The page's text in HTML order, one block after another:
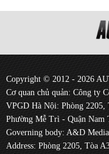
Copyright © 2012 - 2026
Cơ quan chủ quản: Công ty
VPGD Hà Nội: Phòng
Phường Mễ Trì - Quận
Governing body: A&D
Address: Phòng 2205, Tòa